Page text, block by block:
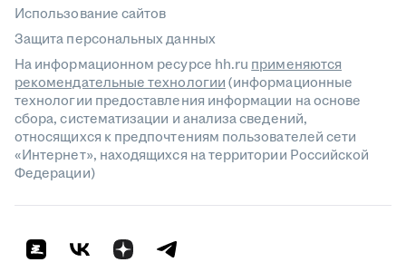
Использование сайтов
Защита персональных данных
На информационном ресурсе hh.ru применяются
рекомендательные технологии(информационные
технологии предоставления информации на основе
сбора, систематизации и анализа сведений,
относящихся к предпочтениям пользователей сети
«Интернет», находящихся на территории Российской
Федерации)